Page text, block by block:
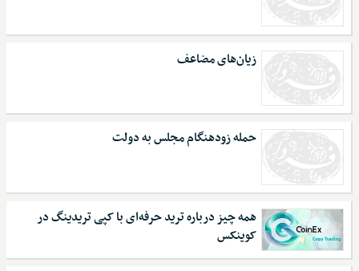
زیان‌های مضاعف
حمله زودهنگام مجلس به دولت
همه چیز درباره ترید حرفه‌ای با کپی تریدینگ در
کوینکس